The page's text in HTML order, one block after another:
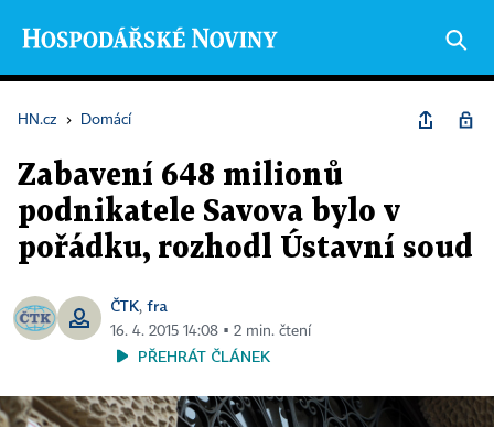
HN.cz › Domácí
Zabavení 648 milionů
podnikatele Savova bylo v
pořádku, rozhodl Ústavní soud
ČTK, fra
16. 4. 2015 14:08 ▪ 2 min. čtení
PŘEHRÁT ČLÁNEK